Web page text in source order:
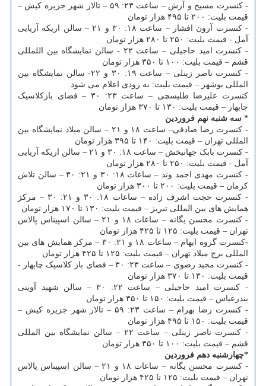
- کنسرت مسیح و آرش – ساعت ۲۳: ۵۹ – تالار شهر جزیره کیش –
قیمت بلیت: ۲۰۰ تا ۴۹۵ هزار تومان
- کنسرت آرون افشار – ساعت ۱۸: ۳۰ و ۲۱ – سالن اریکه آریایی
آمل - قیمت بلیت: ۲۵۰ تا ۲۸۰ هزار تومان
- کنسرت امید حاجیلی – ساعت ۲۲ - سالن نمایشگاه بین اللمللی
قشم – قیمت بلیت: ۱۰۰ تا ۳۵۰ هزار تومان
- کنسرت ناصر زینلی – ساعت ۱۹: ۳۰ و ۲۲- سالن نمایشگاه بین
المللی بوشهر – قیمت بلیت: به زودی اعلام می شود
کنسرت علیرضا طلیسچی – ساعت ۲۳: ۳۰ – فضای بازکلاسیک
چابهار – قیمت بلیت: ۱۳۰ تا ۳۷۰ هزار تومان
* سه شنبه نهم فروردین
-
کنسرت رضا صادقی– ساعت ۱۸ و ۲۱ – سالن میلاد نمایشگاه بین
المللی تهران – قیمت بلیت: ۱۴۰ تا ۳۹۵ هزار تومان
- کنسرت بابک جهانبخش – ساعت ۱۸: ۳۰ و ۲۱ – سالن اریکه آریایی
آمل - قیمت بلیت: ۲۵۰ تا ۲۸۰ هزار تومان
- کنسرت مهدی احمد وند – ساعات ۱۸: ۳۰ و ۲۱: ۳۰ – سالن تلاش
کرمان – قیمت بلیت: ۲۰۰ تا ۳۰۰ هزار تومان
- کنسرت حجت اشرف زاده – ساعات ۱۸: ۳۰ و ۲۱: ۳۰ – مرکز
همایش های بین المللی تبریز – قیمت بلیت: ۱۳۰ تا ۱۷۰ هزار تومان
- کنسرت محسن یگانه – ساعات ۱۸ و ۲۱ – سالن اسپیناس پالاس
تهران – قیمت بلیت: ۱۲۵ تا ۴۲۵ هزار تومان
-
کنسرت گروه ایهام – ساعات ۱۸ و ۲۱: ۳۰ – مرکز همایش های بین
المللی برج میلاد تهران – قیمت بلیت: ۱۲۵ تا ۴۲۵ هزار تومان
- کنسرت مجید رضوی – ساعت ۲۳: ۳۰ – فضای باز کلاسیک چابهار -
قیمت بلیت: ۱۳۰ تا ۳۷۰ هزار تومان
- کنسرت امید حاجیلی – ساعت ۲۲: ۳۰ – سالن شهید آوینی
بندرعباس – قیمت بلیت: ۱۵۰ تا ۳۵۰ هزار تومان
- کنسرت رضا بهرام – ساعت ۲۳: ۵۹ – تالار شهر جزیره کیش –
قیمت بلیت: ۱۵۰ تا ۴۹۵ هزار تومان
- کنسرت ناصر زینلی – ساعت ۲۲ – سالن نمایشگاه بین المللی
قشم – قیمت بلیت: ۱۰۰ تا ۳۵۰ هزار تومان
*چهارشنبه دهم فروردین
- کنسرت محسن یگانه – ساعات ۱۸ و ۲۱ – سالن اسپیناس پالاس
تهران – قیمت بلیت: ۱۲۵ تا ۴۲۵ هزار تومان